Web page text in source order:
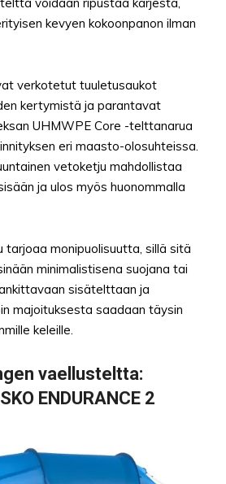
kevyen kokoonpanon ilman
verkotetut tuuletusaukot
kertymistä ja parantavat
UHMWPE Core -telttanarua
eri maasto-olosuhteissa.
vetoketju mahdollistaa
ja ulos myös huonommalla
tarjoaa monipuolisuutta, sillä sitä
minimalistisena suojana tai
sisätelttaan ja
majoituksesta saadaan täysin
keleille.
vaellusteltta:
ENDURANCE 2